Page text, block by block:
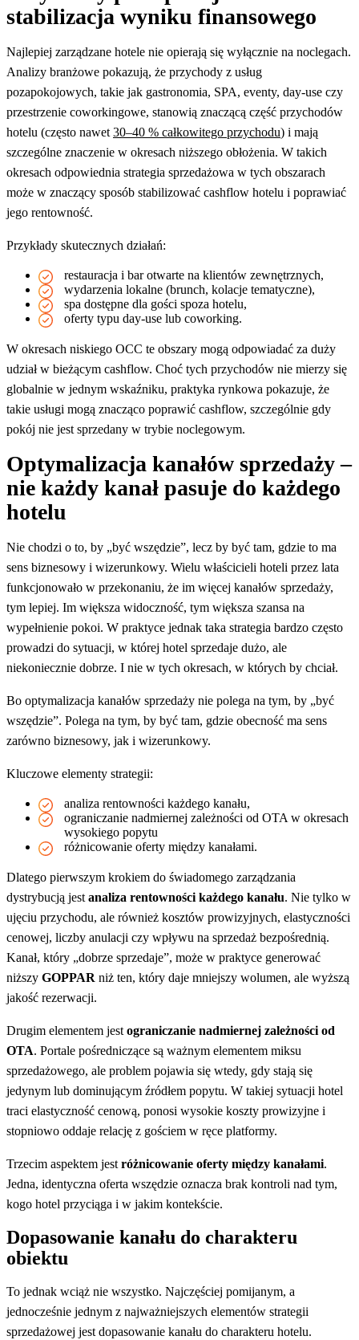
stabilizacja wyniku finansowego
Najlepiej zarządzane hotele nie opierają się wyłącznie na noclegach.
Analizy branżowe pokazują, że przychody z usług
pozapokojowych, takie jak gastronomia, SPA, eventy, day-use czy
przestrzenie coworkingowe, stanowią znaczącą część przychodów
hotelu (często nawet 30–40 % całkowitego przychodu) i mają
szczególne znaczenie w okresach niższego obłożenia. W takich
okresach odpowiednia strategia sprzedażowa w tych obszarach
może w znaczący sposób stabilizować cashflow hotelu i poprawiać
jego rentowność.
Przykłady skutecznych działań:
restauracja i bar otwarte na klientów zewnętrznych,
wydarzenia lokalne (brunch, kolacje tematyczne),
spa dostępne dla gości spoza hotelu,
oferty typu day-use lub coworking.
W okresach niskiego OCC te obszary mogą odpowiadać za duży
udział w bieżącym cashflow. Choć tych przychodów nie mierzy się
globalnie w jednym wskaźniku, praktyka rynkowa pokazuje, że
takie usługi mogą znacząco poprawić cashflow, szczególnie gdy
pokój nie jest sprzedany w trybie noclegowym.
Optymalizacja kanałów sprzedaży –
nie każdy kanał pasuje do każdego
hotelu
Nie chodzi o to, by „być wszędzie”, lecz by być tam, gdzie to ma
sens biznesowy i wizerunkowy. Wielu właścicieli hoteli przez lata
funkcjonowało w przekonaniu, że im więcej kanałów sprzedaży,
tym lepiej. Im większa widoczność, tym większa szansa na
wypełnienie pokoi. W praktyce jednak taka strategia bardzo często
prowadzi do sytuacji, w której hotel sprzedaje dużo, ale
niekoniecznie dobrze. I nie w tych okresach, w których by chciał.
Bo optymalizacja kanałów sprzedaży nie polega na tym, by „być
wszędzie”. Polega na tym, by być tam, gdzie obecność ma sens
zarówno biznesowy, jak i wizerunkowy.
Kluczowe elementy strategii:
analiza rentowności każdego kanału,
ograniczanie nadmiernej zależności od OTA w okresach
wysokiego popytu
różnicowanie oferty między kanałami.
Dlatego pierwszym krokiem do świadomego zarządzania
dystrybucją jest analiza rentowności każdego kanału. Nie tylko w
ujęciu przychodu, ale również kosztów prowizyjnych, elastyczności
cenowej, liczby anulacji czy wpływu na sprzedaż bezpośrednią.
Kanał, który „dobrze sprzedaje”, może w praktyce generować
niższy GOPPAR niż ten, który daje mniejszy wolumen, ale wyższą
jakość rezerwacji.
Drugim elementem jest ograniczanie nadmiernej zależności od
OTA. Portale pośredniczące są ważnym elementem miksu
sprzedażowego, ale problem pojawia się wtedy, gdy stają się
jedynym lub dominującym źródłem popytu. W takiej sytuacji hotel
traci elastyczność cenową, ponosi wysokie koszty prowizyjne i
stopniowo oddaje relację z gościem w ręce platformy.
Trzecim aspektem jest różnicowanie oferty między kanałami.
Jedna, identyczna oferta wszędzie oznacza brak kontroli nad tym,
kogo hotel przyciąga i w jakim kontekście.
Dopasowanie kanału do charakteru
obiektu
To jednak wciąż nie wszystko. Najczęściej pomijanym, a
jednocześnie jednym z najważniejszych elementów strategii
sprzedażowej jest dopasowanie kanału do charakteru hotelu.